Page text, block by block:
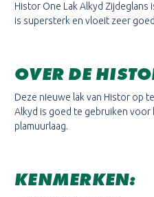
Histor One Lak Alkyd
is supersterk en vloeit zeer
OVER DE
Deze nieuwe lak van Histor op
Alkyd is goed te gebruiken
plamuurlaag.
KENMERKEN: